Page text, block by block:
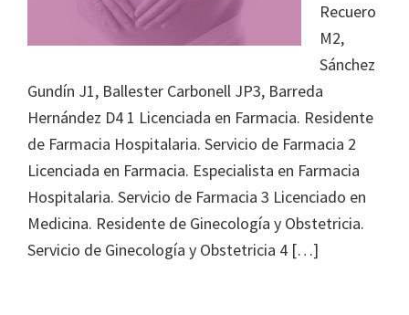
Recuero
M2,
Sánchez
Gundín J1, Ballester Carbonell JP3, Barreda
Hernández D4 1 Licenciada en Farmacia. Residente
de Farmacia Hospitalaria. Servicio de Farmacia 2
Licenciada en Farmacia. Especialista en Farmacia
Hospitalaria. Servicio de Farmacia 3 Licenciado en
Medicina. Residente de Ginecología y Obstetricia.
Servicio de Ginecología y Obstetricia 4 […]